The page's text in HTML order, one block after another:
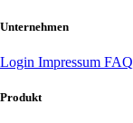
Unternehmen
Login Impressum FAQ
Produkt